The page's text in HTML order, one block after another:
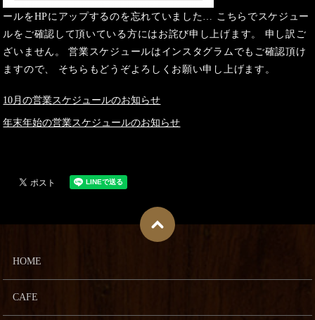
ールをHPにアップするのを忘れていました… こちらでスケジュー
ルをご確認して頂いている方にはお詫び申し上げます。 申し訳ご
ざいません。 営業スケジュールはインスタグラムでもご確認頂け
ますので、 そちらもどうぞよろしくお願い申し上げます。
10月の営業スケジュールのお知らせ
年末年始の営業スケジュールのお知らせ
HOME
CAFE